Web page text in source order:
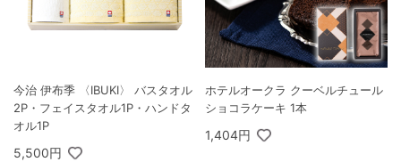
今治 伊布季 〈IBUKI〉 バスタオル
2P・フェイスタオル1P・ハンドタ
オル1P
5,500円
ホテルオークラ クーベルチュール
ショコラケーキ 1本
1,404円